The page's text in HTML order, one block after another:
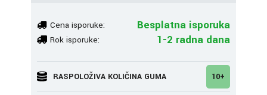
Cena isporuke: Besplatna isporuka
Rok isporuke: 1-2 radna dana
RASPOLOŽIVA KOLIČINA GUMA 10+